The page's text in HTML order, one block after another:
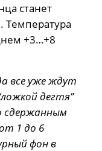
станет
Температура
​​+3…+8
все уже ждут
дегтя”
сдержанным
1 до 6
фон в